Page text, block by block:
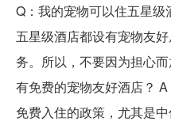
Q：我的宠物可以住五星
五星级酒店都设有宠物友
务。所以，不要因为担心
有免费的宠物友好酒店？
免费入住的政策，尤其是